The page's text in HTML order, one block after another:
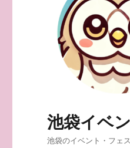
池袋イベ
池袋のイベント・フェ